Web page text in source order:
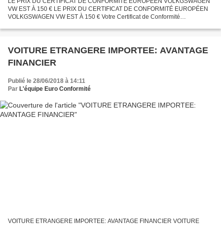
VW EST À 150 € LE PRIX DU CERTIFICAT DE CONFORMITÉ EUROPÉEN
VOLKGSWAGEN VW EST À 150 € Votre Certificat de Conformité
Volkgswagen...
VOITURE ETRANGERE IMPORTEE: AVANTAGE
FINANCIER
Publié le 28/06/2018 à 14:11
Par L'équipe Euro Conformité
VOITURE ETRANGERE IMPORTEE: AVANTAGE FINANCIER VOITURE